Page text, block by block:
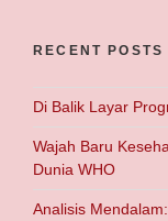
RECENT POSTS
Di Balik Layar
Wajah Baru
Dunia WHO
Analisis